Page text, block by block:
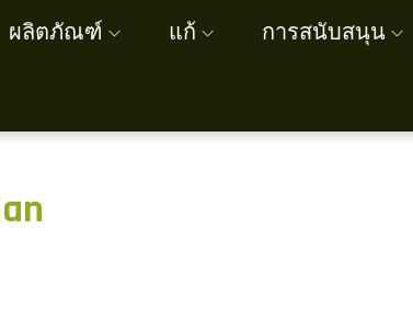
ผลิตภัณฑ์ แก้ การสนับสนุน